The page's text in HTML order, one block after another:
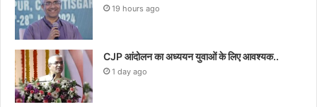
19 hours ago
CJP आंदोलन का अध्ययन युवाओं के लिए आवश्यक..
1 day ago